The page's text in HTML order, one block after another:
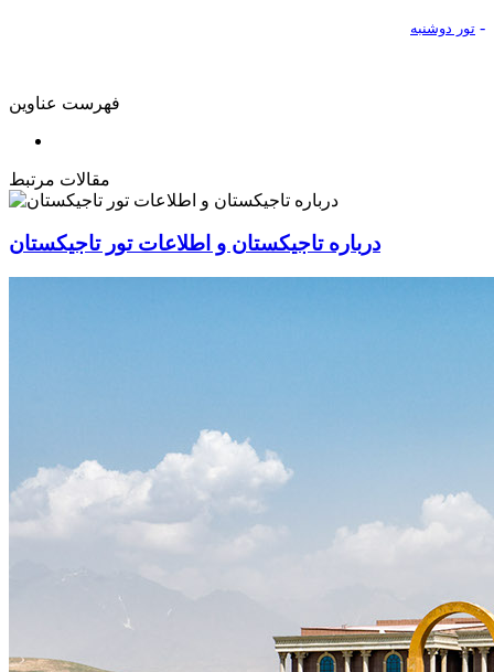
- تور دوشنبه
فهرست عناوین
مقالات مرتبط
درباره تاجیکستان و اطلاعات تور تاجیکستان